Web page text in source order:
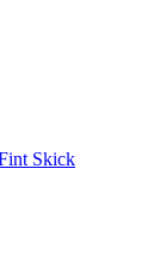
Skick